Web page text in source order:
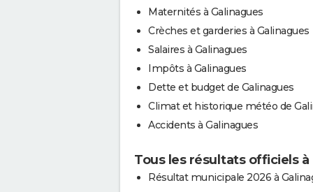
Maternités à Galinagues
Crèches et garderies à Galinagues
Salaires à Galinagues
Impôts à Galinagues
Dette et budget de Galinagues
Climat et historique météo de
Accidents à Galinagues
Tous les résultats officiels à
Résultat municipale 2026 à